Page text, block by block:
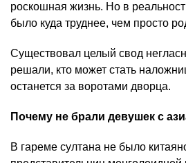
роскошная жизнь. Но в
было куда труднее, чем просто
Существовал целый свод
решали, кто может стать
останется за воротами дворца.
Почему не брали девушек с
В гареме султана не было